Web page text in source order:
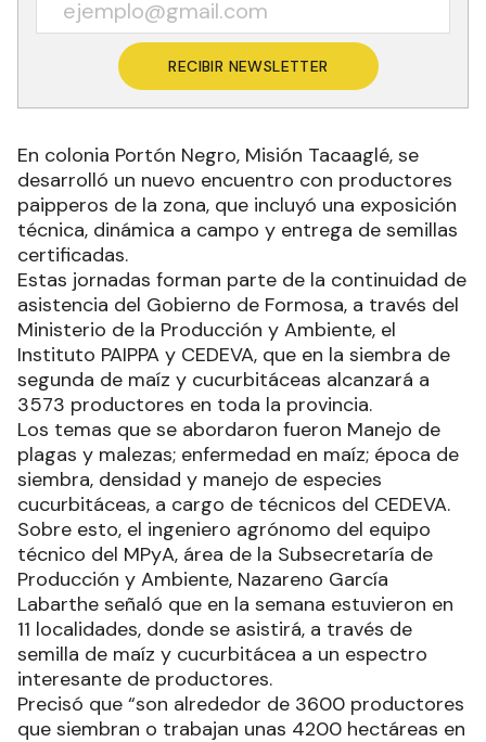
Recibí las noticias en tu email
RECIBIR NEWSLETTER
En colonia Portón Negro, Misión Tacaaglé, se
desarrolló un nuevo encuentro con productores
paipperos de la zona, que incluyó una exposición
técnica, dinámica a campo y entrega de semillas
certificadas.
Estas jornadas forman parte de la continuidad de
asistencia del Gobierno de Formosa, a través del
Ministerio de la Producción y Ambiente, el
Instituto PAIPPA y CEDEVA, que en la siembra de
segunda de maíz y cucurbitáceas alcanzará a
3573 productores en toda la provincia.
Los temas que se abordaron fueron Manejo de
plagas y malezas; enfermedad en maíz; época de
siembra, densidad y manejo de especies
cucurbitáceas, a cargo de técnicos del CEDEVA.
Sobre esto, el ingeniero agrónomo del equipo
técnico del MPyA, área de la Subsecretaría de
Producción y Ambiente, Nazareno García
Labarthe señaló que en la semana estuvieron en
11 localidades, donde se asistirá, a través de